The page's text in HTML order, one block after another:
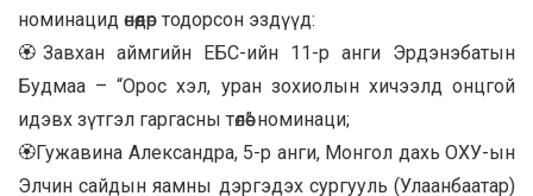
номинацид өнөөдөр тодорсон эздүүд:
🏵Завхан аймгийн ЕБС-ийн 11-р анги Эрдэнэбатын
Будмаа – “Орос хэл, уран зохиолын хичээлд онцгой
идэвх зүтгэл гаргасны төлөө” номинаци;
🏵Гужавина Александра, 5-р анги, Монгол дахь ОХУ-ын
Элчин сайдын яамны дэргэдэх сургууль (Улаанбаатар)